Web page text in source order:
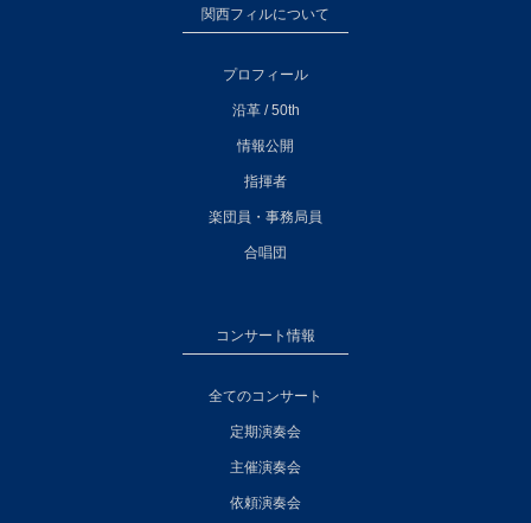
関西フィルについて
プロフィール
沿革 / 50th
情報公開
指揮者
楽団員・事務局員
合唱団
コンサート情報
全てのコンサート
定期演奏会
主催演奏会
依頼演奏会